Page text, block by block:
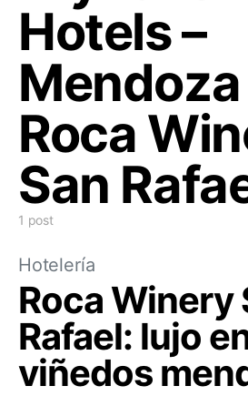
Hotels –
Mendoza
Roca
San
1 post
Hotelería
Roca Winery
Rafael: lujo
viñedos